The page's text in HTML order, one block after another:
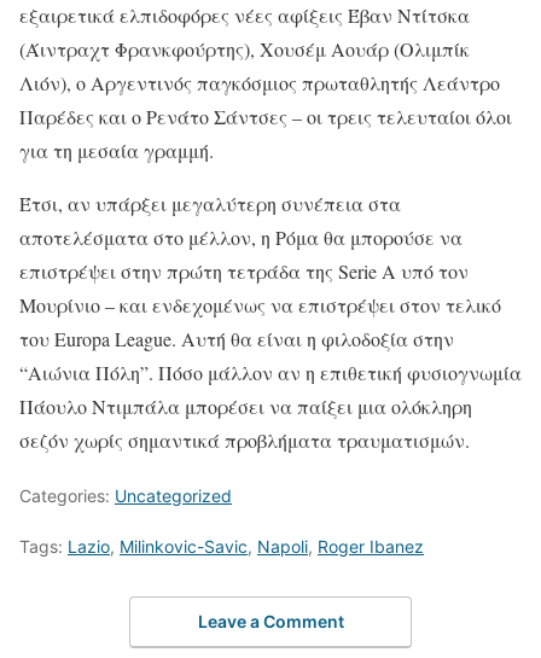
εξαιρετικά ελπιδοφόρες νέες αφίξεις Έβαν Ντίτσκα
(Άιντραχτ Φρανκφούρτης), Χουσέμ Αουάρ (Ολιμπίκ
Λιόν), ο Αργεντινός παγκόσμιος πρωταθλητής Λεάντρο
Παρέδες και ο Ρενάτο Σάντσες – οι τρεις τελευταίοι όλοι
για τη μεσαία γραμμή.
Έτσι, αν υπάρξει μεγαλύτερη συνέπεια στα
αποτελέσματα στο μέλλον, η Ρόμα θα μπορούσε να
επιστρέψει στην πρώτη τετράδα της Serie A υπό τον
Μουρίνιο – και ενδεχομένως να επιστρέψει στον τελικό
του Europa League. Αυτή θα είναι η φιλοδοξία στην
“Αιώνια Πόλη”. Πόσο μάλλον αν η επιθετική φυσιογνωμία
Πάουλο Ντιμπάλα μπορέσει να παίξει μια ολόκληρη
σεζόν χωρίς σημαντικά προβλήματα τραυματισμών.
Categories: Uncategorized
Tags: Lazio, Milinkovic-Savic, Napoli, Roger Ibanez
Leave a Comment